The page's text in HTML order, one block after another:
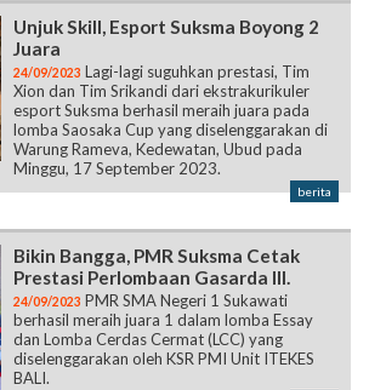
Unjuk Skill, Esport Suksma Boyong 2
Juara
24/09/2023 Lagi-lagi suguhkan prestasi, Tim
Xion dan Tim Srikandi dari ekstrakurikuler
esport Suksma berhasil meraih juara pada
lomba Saosaka Cup yang diselenggarakan di
Warung Rameva, Kedewatan, Ubud pada
Minggu, 17 September 2023.
berita
Bikin Bangga, PMR Suksma Cetak
Prestasi Perlombaan Gasarda III.
24/09/2023 PMR SMA Negeri 1 Sukawati
berhasil meraih juara 1 dalam lomba Essay
dan Lomba Cerdas Cermat (LCC) yang
diselenggarakan oleh KSR PMI Unit ITEKES
BALI.